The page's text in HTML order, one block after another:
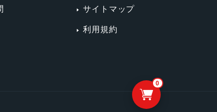
0
サイトマップ
利用規約